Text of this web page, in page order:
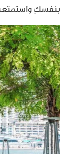
بنفسكِ